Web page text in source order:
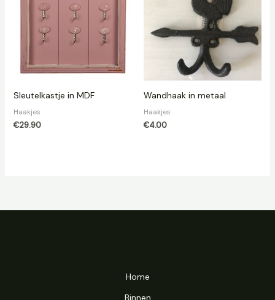
Sleutelkastje in MDF
Haakjes
€29.90
Wandhaak in metaal
Haakjes
€4.00
Home
Binnen